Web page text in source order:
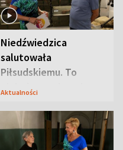
Niedźwiedzica
salutowała
Piłsudskiemu. To
niejedyna tajemnica
Aktualności